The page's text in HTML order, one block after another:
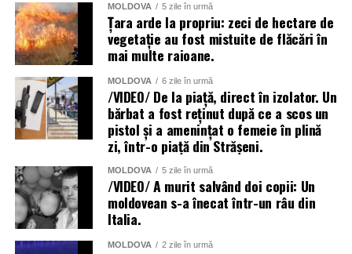
MOLDOVA 5 zile în urmă
Țara arde la propriu: zeci de hectare de
vegetație au fost mistuite de flăcări în
mai multe raioane.
MOLDOVA 6 zile în urmă
/VIDEO/ De la piață, direct în izolator. Un
bărbat a fost reținut după ce a scos un
pistol și a amenințat o femeie în plină
zi, într-o piață din Strășeni.
MOLDOVA 5 zile în urmă
/VIDEO/ A murit salvând doi copii: Un
moldovean s-a înecat într-un râu din
Italia.
MOLDOVA 2 zile în urmă